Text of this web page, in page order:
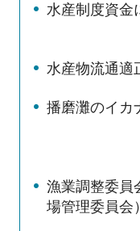
水産制度資金
水産物流通適
播磨灘のイカ
漁業調整委員
場管理委員会）